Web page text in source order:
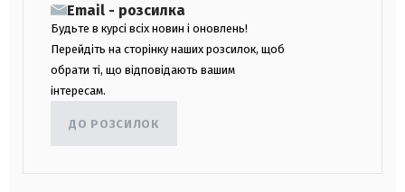
Email - розсилка
Будьте в курсі всіх новин і оновлень!
Перейдіть на сторінку наших розсилок, щоб
обрати ті, що відповідають вашим
інтересам.
ДО РОЗСИЛОК